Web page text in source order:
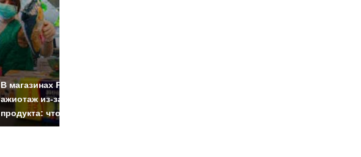
В магазинах России
ажиотаж из-за этого
продукта: что купить?